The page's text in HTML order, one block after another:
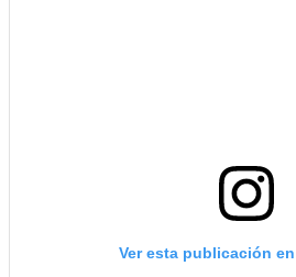
Ver esta publicación